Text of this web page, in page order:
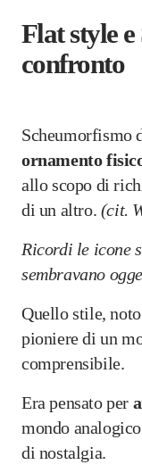
Flat style
confronto
Scheumorfismo
ornamento
allo scopo di
di un altro. (cit.
Ricordi le icone
sembravano
Quello stile,
pioniere di un
comprensibile.
Era pensato per
mondo
di nostalgia.